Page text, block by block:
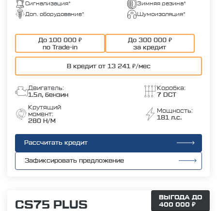
Сигнализация*
Зимняя резина*
Доп. оборудование*
Шумоизоляция*
До 100 000 ₽
по Trade-in
До 300 000 ₽
за кредит
В кредит от 13 241 ₽/мес
Двигатель:
1.5л, бензин
Коробка:
7 DCT
Крутящий
момент:
280 Н/М
Мощность:
181 л.с.
Рассчитать кредит
Зафиксировать предложение
CS75 PLUS
ВЫГОДА ДО
400 000 ₽